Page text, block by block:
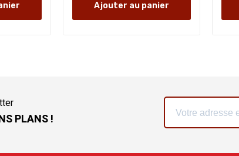
Ajouter au panier
PLANS !